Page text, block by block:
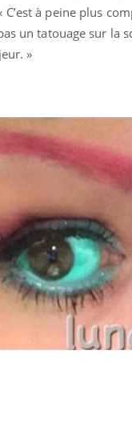
à peine plus
un tatouage sur la
»
de